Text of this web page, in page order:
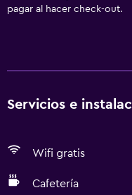
pagar al hacer check-out.
Servicios e
Wifi gratis
Cafetería